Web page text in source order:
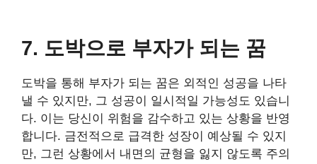
7. 도박으로 부자가 되는 꿈
도박을 통해 부자가 되는 꿈은 외적인 성공을 나타
낼 수 있지만, 그 성공이 일시적일 가능성도 있습니
다. 이는 당신이 위험을 감수하고 있는 상황을 반영
합니다. 금전적으로 급격한 성장이 예상될 수 있지
만, 그런 상황에서 내면의 균형을 잃지 않도록 주의